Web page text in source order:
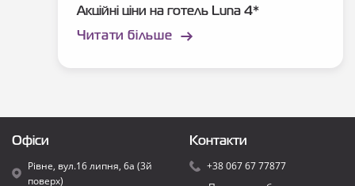
Акційні ціни на готель Luna 4*
Читати більше
Офіси
Рівне, вул.16 липня, 6а (3й
поверх)
Контакти
+38 067 67 77877